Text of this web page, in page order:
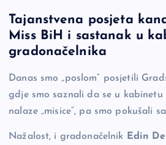
c
e
o
o
p
y
n
k
se
n
er
er ar
e
Tajanstvena posjeta
Miss BiH i sastanak u
gradonačelnika
Danas smo „poslom“ posjetili
gdje smo saznali da se u
nalaze „misice“, pa smo pokušali
Nažalost, i gradonačelnik Edin